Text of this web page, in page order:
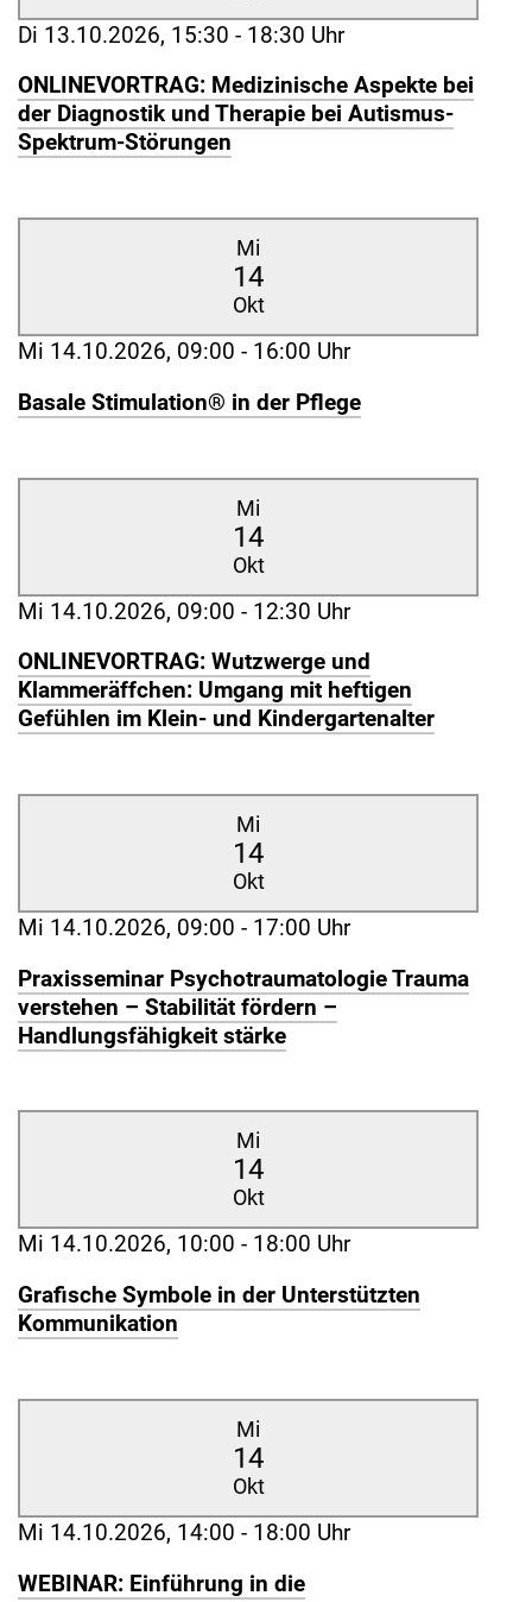
Di 13.10.2026, 15:30 - 18:30 Uhr
ONLINEVORTRAG: Medizinische Aspekte bei
der Diagnostik und Therapie bei Autismus-
Spektrum-Störungen
Mi
14
Okt
Mi 14.10.2026, 09:00 - 16:00 Uhr
Basale Stimulation® in der Pflege
Mi
14
Okt
Mi 14.10.2026, 09:00 - 12:30 Uhr
ONLINEVORTRAG: Wutzwerge und
Klammeräffchen: Umgang mit heftigen
Gefühlen im Klein- und Kindergartenalter
Mi
14
Okt
Mi 14.10.2026, 09:00 - 17:00 Uhr
Praxisseminar Psychotraumatologie Trauma
verstehen – Stabilität fördern –
Handlungsfähigkeit stärke
Mi
14
Okt
Mi 14.10.2026, 10:00 - 18:00 Uhr
Grafische Symbole in der Unterstützten
Kommunikation
Mi
14
Okt
Mi 14.10.2026, 14:00 - 18:00 Uhr
WEBINAR: Einführung in die